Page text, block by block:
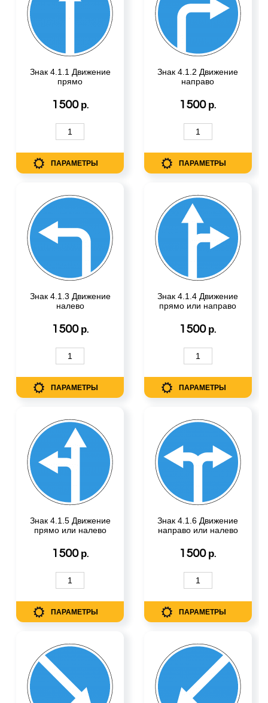
Знак 4.1.1 Движение
прямо
1500 р.
ПАРАМЕТРЫ
Знак 4.1.2 Движение
направо
1500 р.
ПАРАМЕТРЫ
Знак 4.1.3 Движение
налево
1500 р.
ПАРАМЕТРЫ
Знак 4.1.4 Движение
прямо или направо
1500 р.
ПАРАМЕТРЫ
Знак 4.1.5 Движение
прямо или налево
1500 р.
ПАРАМЕТРЫ
Знак 4.1.6 Движение
направо или налево
1500 р.
ПАРАМЕТРЫ